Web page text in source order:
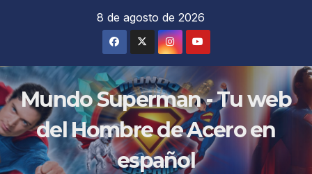
8 de agosto de 2026
Mundo Superman - Tu web
del Hombre de Acero en
español